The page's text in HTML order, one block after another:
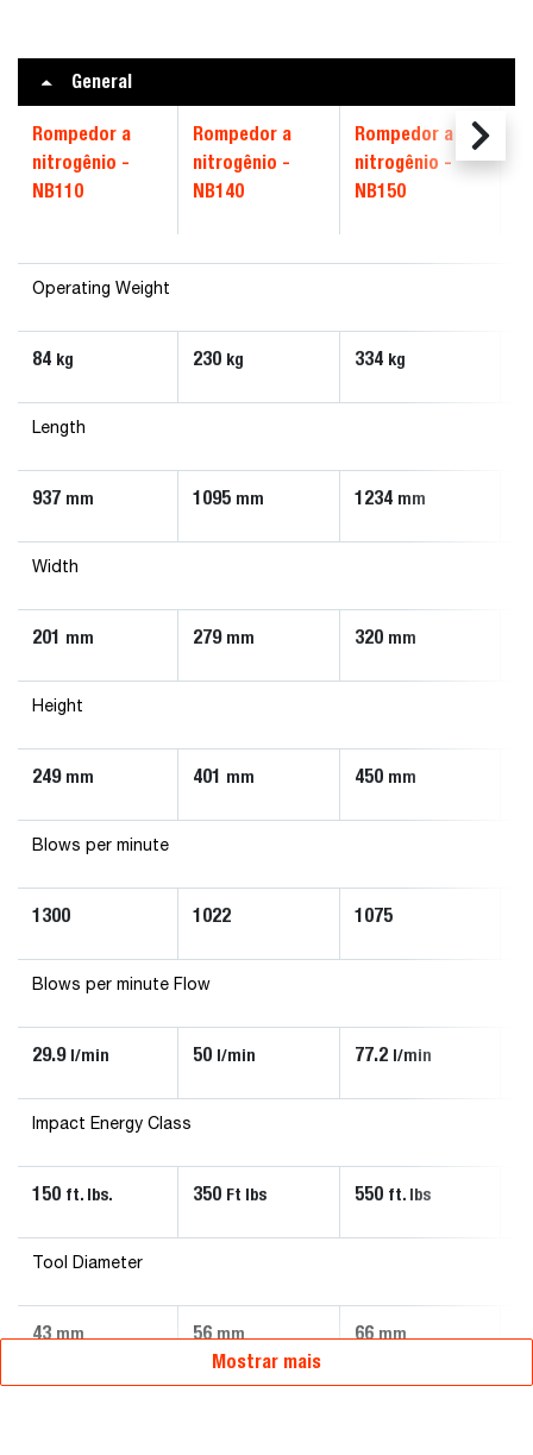
General
Rompedor a
nitrogênio -
NB110
Rompedor a
nitrogênio -
NB140
Rompedor a
nitrogênio -
NB150
Operating Weight
84 kg 230 kg 334 kg
Length
937 mm 1095 mm 1234 mm
Width
201 mm 279 mm 320 mm
Height
249 mm 401 mm 450 mm
Blows per minute
1300 1022 1075
Blows per minute Flow
29.9 l/min 50 l/min 77.2 l/min
Impact Energy Class
150 ft. lbs. 350 Ft lbs 550 ft. lbs
Tool Diameter
43 mm 56 mm 66 mm
Mostrar mais